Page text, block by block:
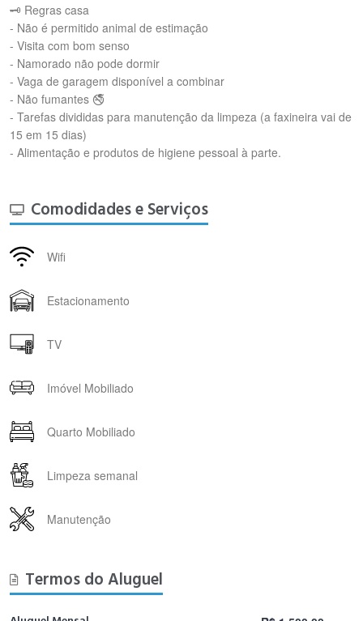
🗝 Regras casa
- Não é permitido animal de estimação
- Visita com bom senso
- Namorado não pode dormir
- Vaga de garagem disponível a combinar
- Não fumantes 🚭
- Tarefas divididas para manutenção da limpeza (a faxineira vai de
15 em 15 dias)
- Alimentação e produtos de higiene pessoal à parte.
Comodidades e Serviços
Wifi
Estacionamento
TV
Imóvel Mobiliado
Quarto Mobiliado
Limpeza semanal
Manutenção
Termos do Aluguel